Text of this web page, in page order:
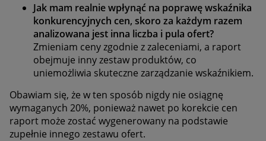
Jak mam realnie wpłynąć na poprawę wskaźnika
konkurencyjnych cen, skoro za każdym razem
analizowana jest inna liczba i pula ofert?
Zmieniam ceny zgodnie z zaleceniami, a raport
obejmuje inny zestaw produktów, co
uniemożliwia skuteczne zarządzanie wskaźnikiem.
Obawiam się, że w ten sposób nigdy nie osiągnę
wymaganych 20%, ponieważ nawet po korekcie cen
raport może zostać wygenerowany na podstawie
zupełnie innego zestawu ofert.